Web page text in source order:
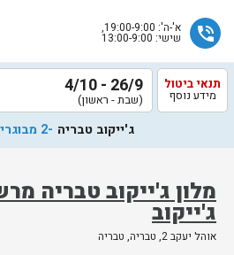
phone_in_talk א'-ה': 19:00-9:00,
שישי: 13:00-9:00
מלון ג'ייקוב טבריה
ג'ייקוב
אוהל יעקב 2, טבריה, טבריה
תנאי ביטול
מידע נוסף 26/9 - 4/10
(שבת - ראשון)
ג'ייקוב טבריה -2 מבוגרים ל 8 לילות
שלח